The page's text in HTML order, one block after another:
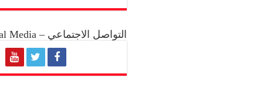
التواصل الاجتماعي – Social Media